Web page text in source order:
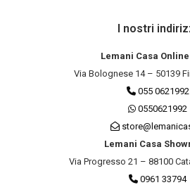
I nostri
Lemani Casa
Via Bolognese 14 – 50139
055 0621992
0550621992
Lemani Casa
Via Progresso 21 – 88100
0961 33794